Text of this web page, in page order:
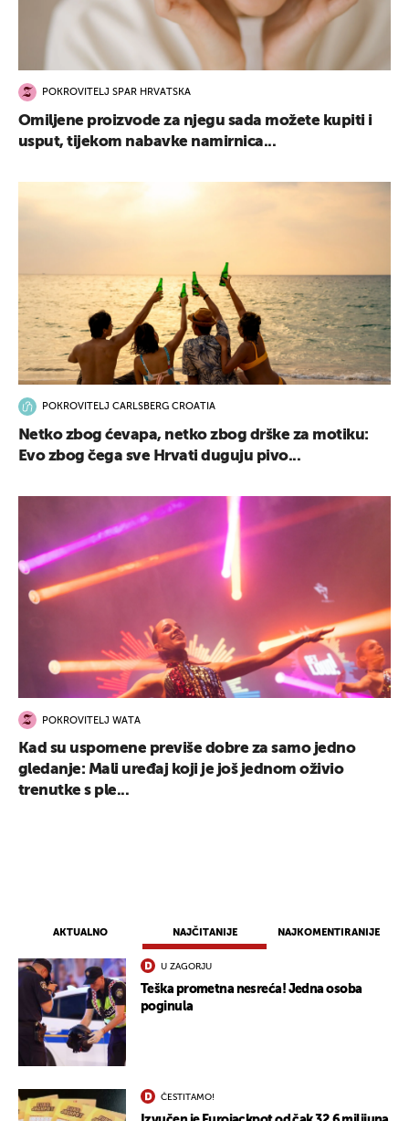
AKTUALNO NAJČITANIJE NAJKOMENTIRANIJE
U ZAGORJU
Teška prometna nesreća! Jedna osoba
poginula
ČESTITAMO!
POKROVITELJ SPAR HRVATSKA
Omiljene proizvode za njegu sada možete kupiti i
usput, tijekom nabavke namirnica...
POKROVITELJ CARLSBERG CROATIA
Netko zbog ćevapa, netko zbog drške za motiku:
Evo zbog čega sve Hrvati duguju pivo...
POKROVITELJ WATA
Kad su uspomene previše dobre za samo jedno
gledanje: Mali uređaj koji je još jednom oživio
trenutke s ple...